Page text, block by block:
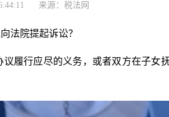
来源：税法网
法院提起诉讼？
履行应尽的义务，或者双方在子女